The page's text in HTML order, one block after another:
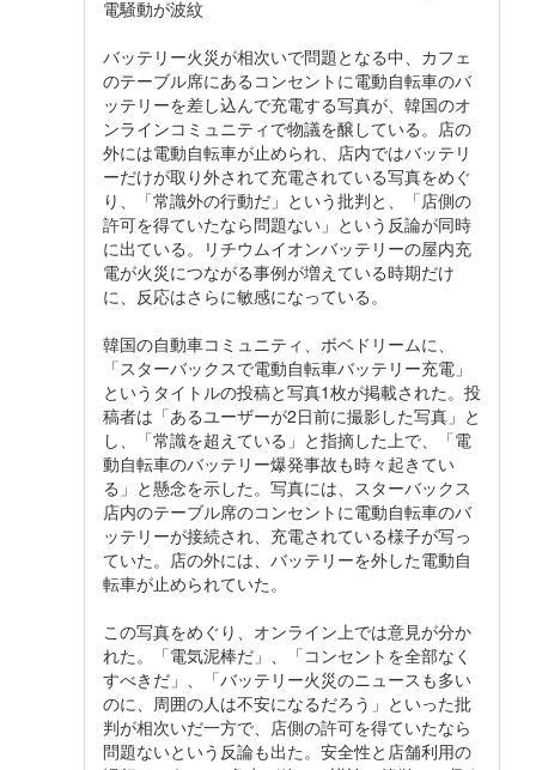
電騒動が波紋
バッテリー火災が相次いで問題となる中、カフェ
のテーブル席にあるコンセントに電動自転車のバ
ッテリーを差し込んで充電する写真が、韓国のオ
ンラインコミュニティで物議を醸している。店の
外には電動自転車が止められ、店内ではバッテリ
ーだけが取り外されて充電されている写真をめぐ
り、「常識外の行動だ」という批判と、「店側の
許可を得ていたなら問題ない」という反論が同時
に出ている。リチウムイオンバッテリーの屋内充
電が火災につながる事例が増えている時期だけ
に、反応はさらに敏感になっている。
韓国の自動車コミュニティ、ボベドリームに、
「スターバックスで電動自転車バッテリー充電」
というタイトルの投稿と写真1枚が掲載された。投
稿者は「あるユーザーが2日前に撮影した写真」と
し、「常識を超えている」と指摘した上で、「電
動自転車のバッテリー爆発事故も時々起きてい
る」と懸念を示した。写真には、スターバックス
店内のテーブル席のコンセントに電動自転車のバ
ッテリーが接続され、充電されている様子が写っ
ていた。店の外には、バッテリーを外した電動自
転車が止められていた。
この写真をめぐり、オンライン上では意見が分か
れた。「電気泥棒だ」、「コンセントを全部なく
すべきだ」、「バッテリー火災のニュースも多い
のに、周囲の人は不安になるだろう」といった批
判が相次いだ一方で、店側の許可を得ていたなら
問題ないという反論も出た。安全性と店舗利用の